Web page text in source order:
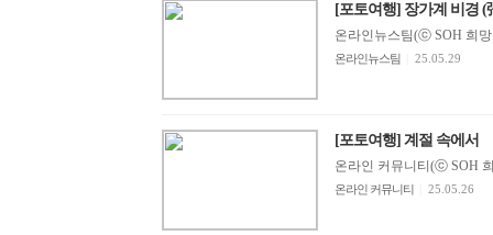
[포토여행] 장가계
온라인뉴스팀(ⓒ SOH 희망
온라인뉴스팀 25.05.29
[포토여행] 계절 속에서
온라인 커뮤니티(ⓒ SOH
온라인 커뮤니티 25.05.26